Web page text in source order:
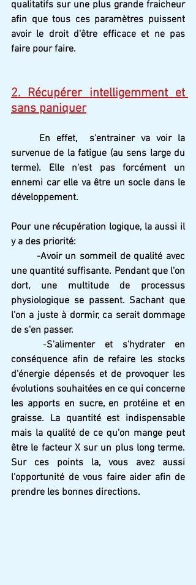
qualitatifs sur une plus grande fraicheur
afin que tous ces paramètres puissent
avoir le droit d'être efficace et ne pas
faire pour faire.
2. Récupérer intelligemment et
sans paniquer
En effet,  s'entrainer va voir la
survenue de la fatigue (au sens large du
terme). Elle n'est pas forcément un
ennemi car elle va être un socle dans le
développement.
Pour une récupération logique, la aussi il
y a des priorité:
-Avoir un sommeil de qualité avec
une quantité suffisante. Pendant que l'on
dort, une multitude de processus
physiologique se passent. Sachant que
l'on a juste à dormir, ca serait dommage
de s'en passer.
	-
S'alimenter et s'hydrater en
conséquence afin de refaire les stocks
d'énergie dépensés et de provoquer les
évolutions souhaitées en ce qui concerne
les apports en sucre, en protéine et en
graisse. La quantité est indispensable
mais la qualité de ce qu'on mange peut
être le facteur X sur un plus long terme.
Sur ces points la, vous avez aussi
l'opportunité de vous faire aider afin de
prendre les bonnes directions.